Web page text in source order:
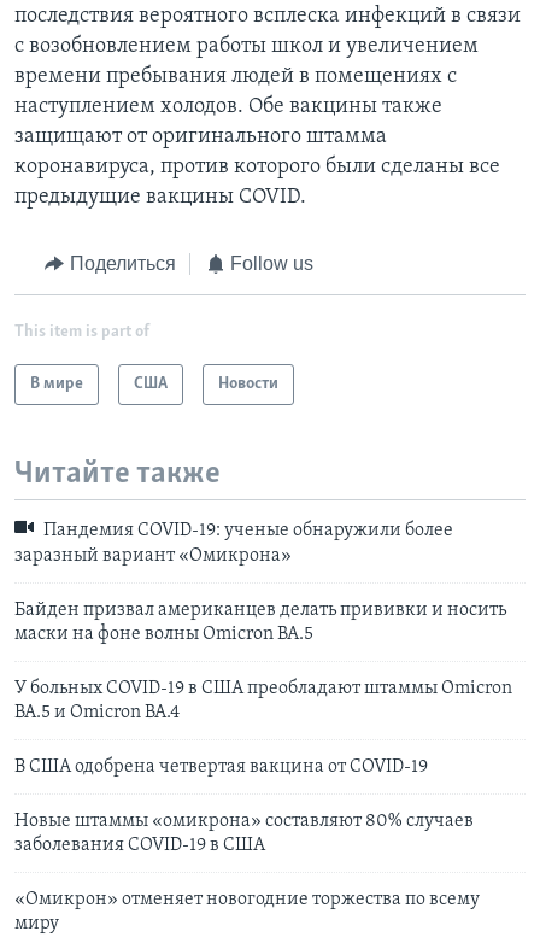
последствия вероятного всплеска инфекций в связи
с возобновлением работы школ и увеличением
времени пребывания людей в помещениях с
наступлением холодов. Обе вакцины также
защищают от оригинального штамма
коронавируса, против которого были сделаны все
предыдущие вакцины COVID.
Поделиться Follow us
This item is part of
В мире США Новости
Читайте также
Пандемия COVID-19: ученые обнаружили более
заразный вариант «Омикрона»
Байден призвал американцев делать прививки и носить
маски на фоне волны Omicron BA.5
У больных COVID-19 в США преобладают штаммы Omicron
BA.5 и Omicron BA.4
В США одобрена четвертая вакцина от COVID-19
Новые штаммы «омикрона» составляют 80% случаев
заболевания COVID-19 в США
«Омикрон» отменяет новогодние торжества по всему
миру